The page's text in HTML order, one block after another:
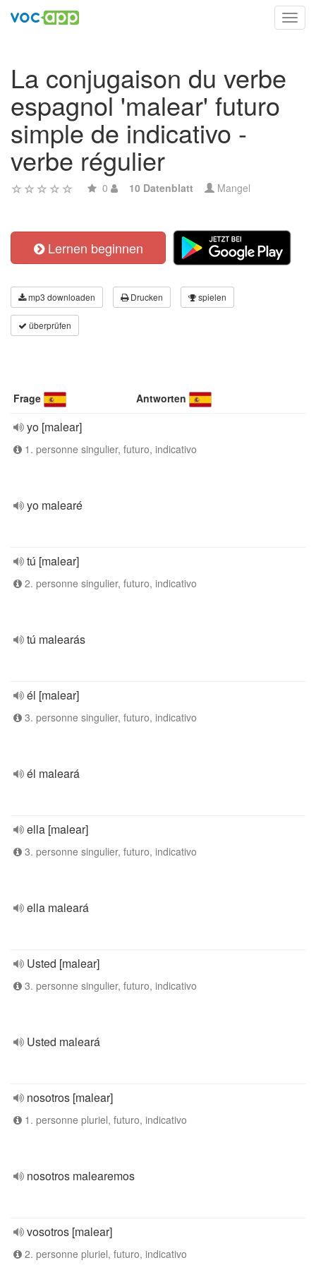
La conjugaison du verbe
espagnol 'malear' futuro
simple de indicativo -
verbe régulier
0 10 Datenblatt Mangel
Lernen beginnen
mp3 downloaden Drucken spielen
überprüfen
Frage Antworten
yo [malear]
1. personne singulier, futuro, indicativo
yo malearé
tú [malear]
2. personne singulier, futuro, indicativo
tú malearás
él [malear]
3. personne singulier, futuro, indicativo
él maleará
ella [malear]
3. personne singulier, futuro, indicativo
ella maleará
Usted [malear]
3. personne singulier, futuro, indicativo
Usted maleará
nosotros [malear]
1. personne pluriel, futuro, indicativo
nosotros malearemos
vosotros [malear]
2. personne pluriel, futuro, indicativo